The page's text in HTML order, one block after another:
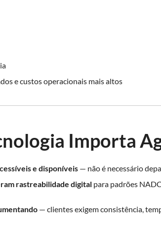
e custos operacionais mais altos
Importa
e disponíveis — não é necessário
rastreabilidade digital para padrões
— clientes exigem consistência,